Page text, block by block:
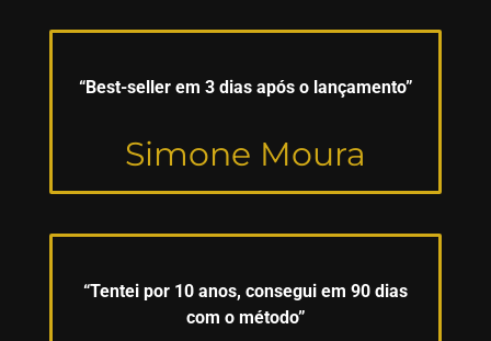
“Best-seller em 3 dias após o lançamento”
Simone Moura
“Tentei por 10 anos, consegui em 90 dias
com o método”